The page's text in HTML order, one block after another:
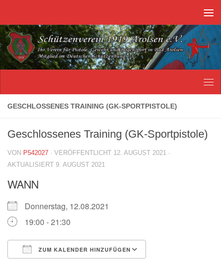
GESCHLOSSENES TRAINING (GK-SPORTPISTOLE)
Geschlossenes Training (GK-Sportpistole)
VON P542027 · VERÖFFENTLICHT 12. AUGUST 2021 ·
AKTUALISIERT 9. AUGUST 2021
WANN
Donnerstag, 12.08.2021
19:00 - 21:30
ZUM KALENDER HINZUFÜGEN